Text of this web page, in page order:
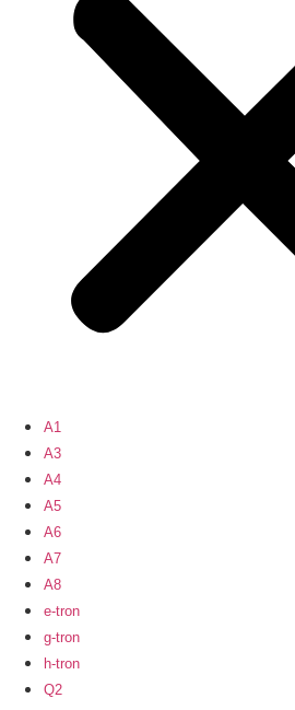
A1
A3
A4
A5
A6
A7
A8
e-tron
g-tron
h-tron
Q2